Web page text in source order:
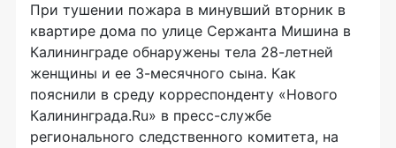
При тушении пожара в минувший вторник в
квартире дома по улице Сержанта Мишина в
Калининграде обнаружены тела 28-летней
женщины и ее 3-месячного сына. Как
пояснили в среду корреспонденту «Нового
Калининграда.Ru» в пресс-службе
регионального следственного комитета, на